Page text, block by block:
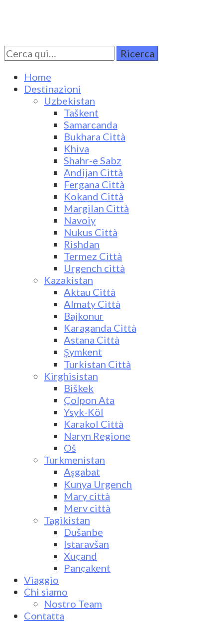
Turkestan Travel
Discover Central Asia
Cerca
per:
Home
Destinazioni
Uzbekistan
Taškent
Samarcanda
Bukhara Città
Khiva
Shahr-e Sabz
Andijan Città
Fergana Città
Kokand Città
Margilan Città
Navoiy
Nukus Città
Rishdan
Termez Città
Urgench città
Kazakistan
Aktau Città
Almaty Città
Bajkonur
Karaganda Città
Astana Città
Şymkent
Turkistan Città
Kirghisistan
Biškek
Çolpon Ata
Ysyk-Köl
Karakol Città
Naryn Regione
Oš
Turkmenistan
Aşgabat
Kunya Urgench
Mary città
Merv città
Tagikistan
Dušanbe
Istaravšan
Xuçand
Pançakent
Viaggio
Chi siamo
Nostro Team
Contatta